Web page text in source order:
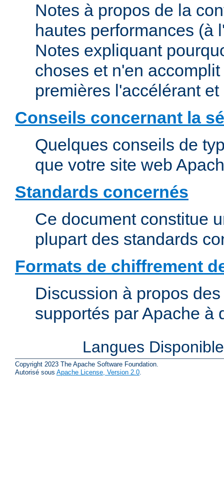
Notes à propos de la
hautes performances (à
Notes expliquant
choses et n'en
premières l'accélérant
Conseils concernant la
Quelques conseils de
que votre site web
Standards concernés
Ce document constitue
plupart des standards
Formats de chiffrement
Discussion à propos
supportés par Apache à
Langues
Copyright 2023 The Apache Software Foundation.
Autorisé sous Apache License, Version 2.0